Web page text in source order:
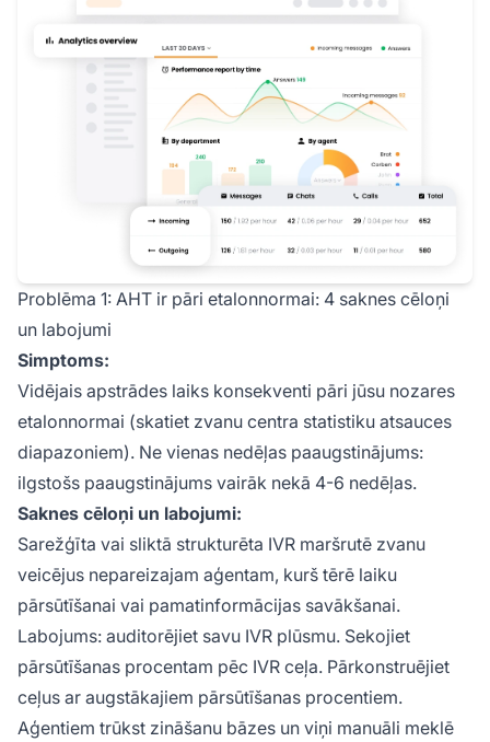
Problēma 1: AHT ir pāri etalonnormai: 4 saknes cēloņi
un labojumi
Simptoms:
Vidējais apstrādes laiks konsekventi pāri jūsu nozares
etalonnormai (skatiet zvanu centra statistiku atsauces
diapazoniem). Ne vienas nedēļas paaugstinājums:
ilgstošs paaugstinājums vairāk nekā 4-6 nedēļas.
Saknes cēloņi un labojumi:
Sarežģīta vai sliktā strukturēta IVR maršrutē zvanu
veicējus nepareizajam aģentam, kurš tērē laiku
pārsūtīšanai vai pamatinformācijas savākšanai.
Labojums: auditorējiet savu IVR plūsmu. Sekojiet
pārsūtīšanas procentam pēc IVR ceļa. Pārkonstruējiet
ceļus ar augstākajiem pārsūtīšanas procentiem.
Aģentiem trūkst zināšanu bāzes un viņi manuāli meklē